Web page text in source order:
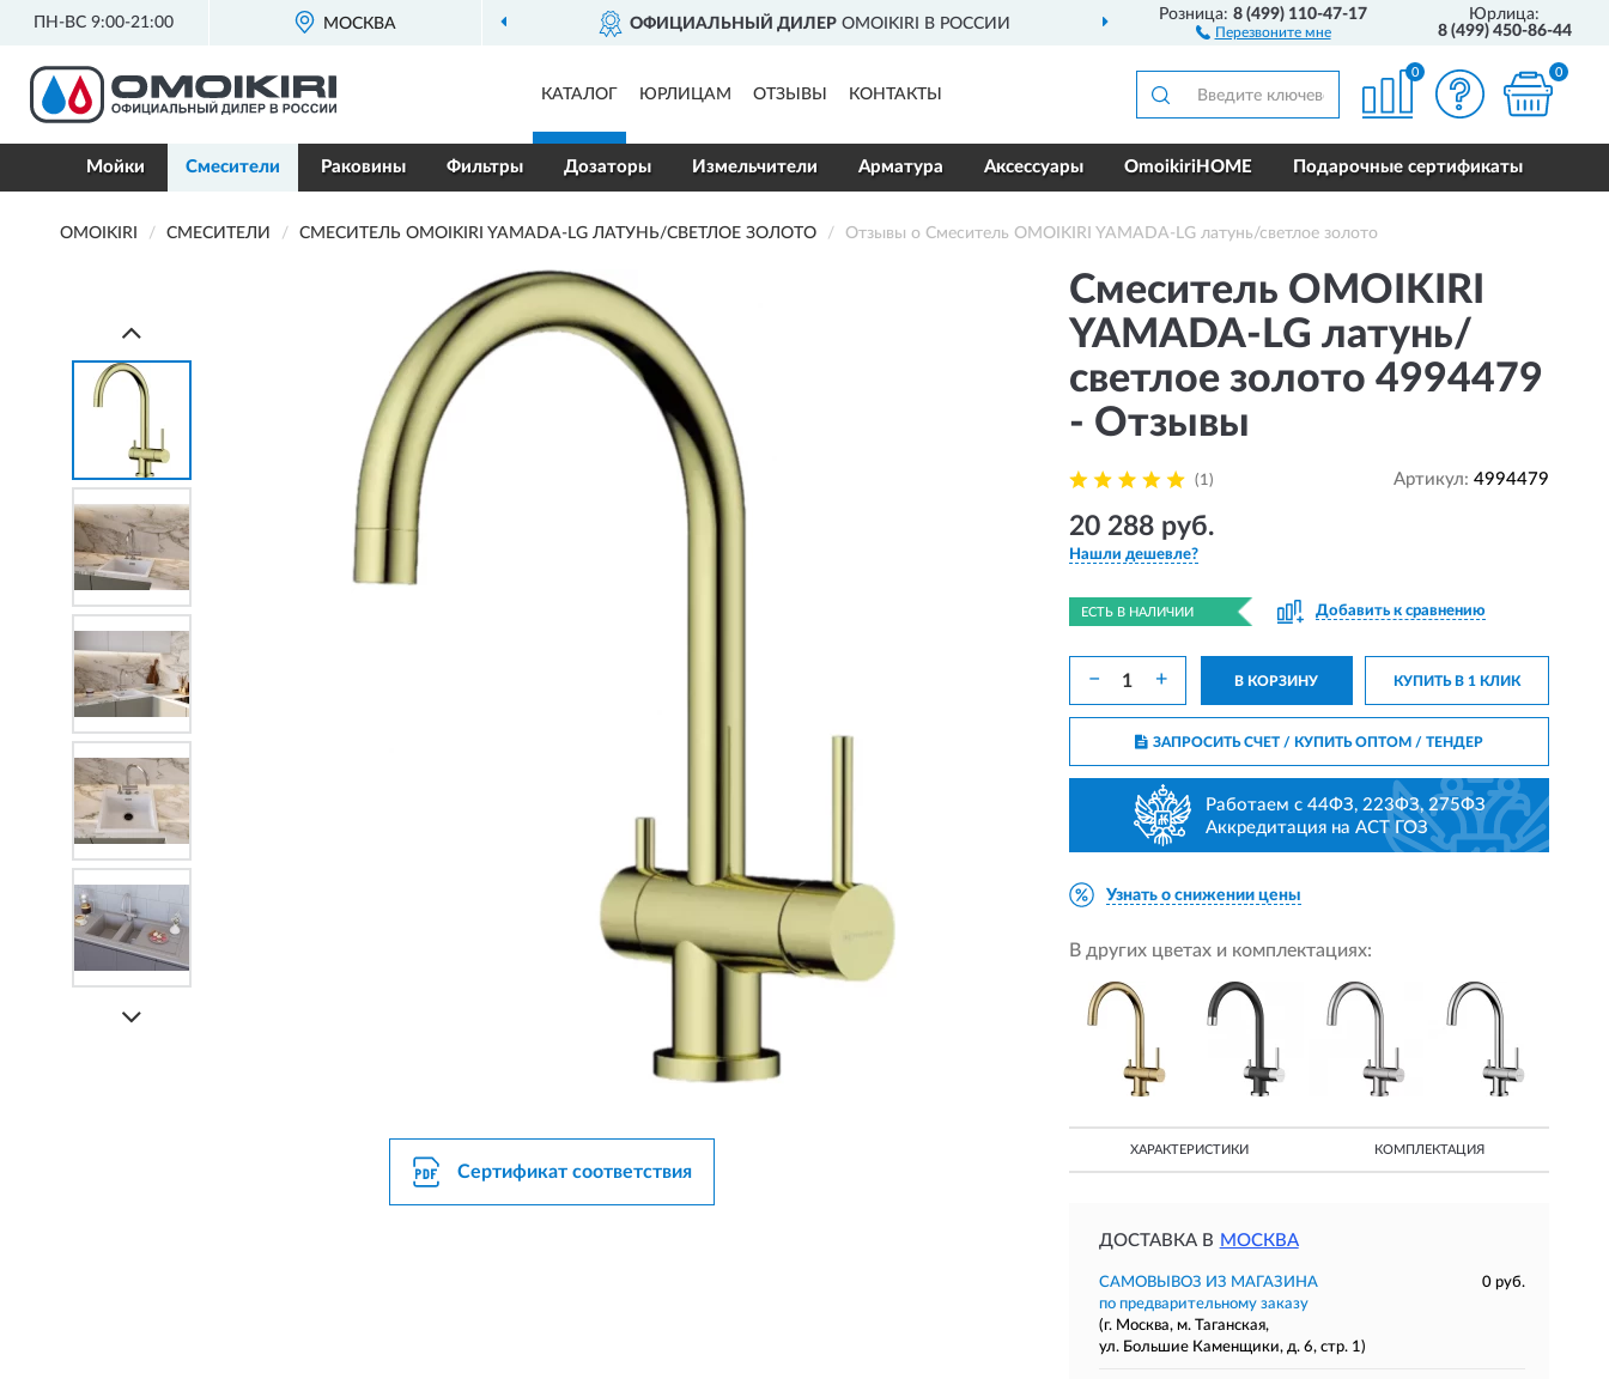
ПН-ВС 9:00-21:00 МОСКВА ОФИЦИАЛЬНЫЙ ДИЛЕРOMOIKIRI В РОССИИ ДОСТАВИМ ПО ВСЕЙ РОССИИ
Розница:8 (499) 110-47-17
Перезвоните мне
Юрлица:
8 (499) 450-86-44
КАТАЛОГ ЮРЛИЦАМ ОТЗЫВЫ КОНТАКТЫ
0 0
Мойки Смесители Раковины Фильтры Дозаторы Измельчители Арматура Аксессуары OmoikiriHOME Подарочные сертификаты
OMOIKIRI СМЕСИТЕЛИ СМЕСИТЕЛЬ OMOIKIRI YAMADA-LG ЛАТУНЬ/СВЕТЛОЕ ЗОЛОТО Отзывы о Смеситель OMOIKIRI YAMADA-LG латунь/светлое золото
Сертификат соответствия
Смеситель OMOIKIRI
YAMADA-LG латунь/
светлое золото 4994479
- Отзывы
(1) Артикул: 4994479
20 288 руб.
Нашли дешевле?
ЕСТЬ В НАЛИЧИИ Добавить к сравнению
− + В КОРЗИНУ КУПИТЬ В 1 КЛИК
ЗАПРОСИТЬ СЧЕТ / КУПИТЬ ОПТОМ/ ТЕНДЕР
Работаем с 44ФЗ, 223ФЗ, 275ФЗ
Аккредитация на АСТ ГОЗ
Узнать о снижении цены
В других цветах и комплектациях:
ХАРАКТЕРИСТИКИ КОМПЛЕКТАЦИЯ
ДОСТАВКА В МОСКВА
САМОВЫВОЗ ИЗ МАГАЗИНА
0 руб.
по предварительному заказу
(г. Москва, м. Таганская,
ул. Большие Каменщики, д. 6, стр. 1)